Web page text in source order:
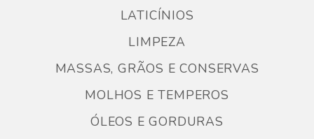
LATICÍNIOS
LIMPEZA
MASSAS, GRÃOS E CONSERVAS
MOLHOS E TEMPEROS
ÓLEOS E GORDURAS